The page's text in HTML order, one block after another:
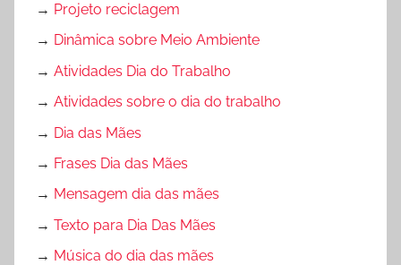
→ Projeto reciclagem
→ Dinâmica sobre Meio Ambiente
→ Atividades Dia do Trabalho
→ Atividades sobre o dia do trabalho
→ Dia das Mães
→ Frases Dia das Mães
→ Mensagem dia das mães
→ Texto para Dia Das Mães
→ Música do dia das mães